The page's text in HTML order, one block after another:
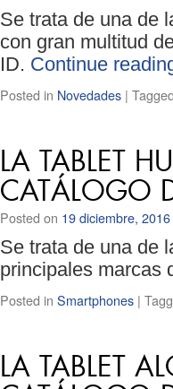
Se trata de una de
con gran multitud
ID. Continue
Posted in Novedades | Tagged
LA TABLET
CATÁLOGO
Posted on 19 diciembre, 2016
Se trata de una de
principales marcas
Posted in Smartphones |
LA TABLET